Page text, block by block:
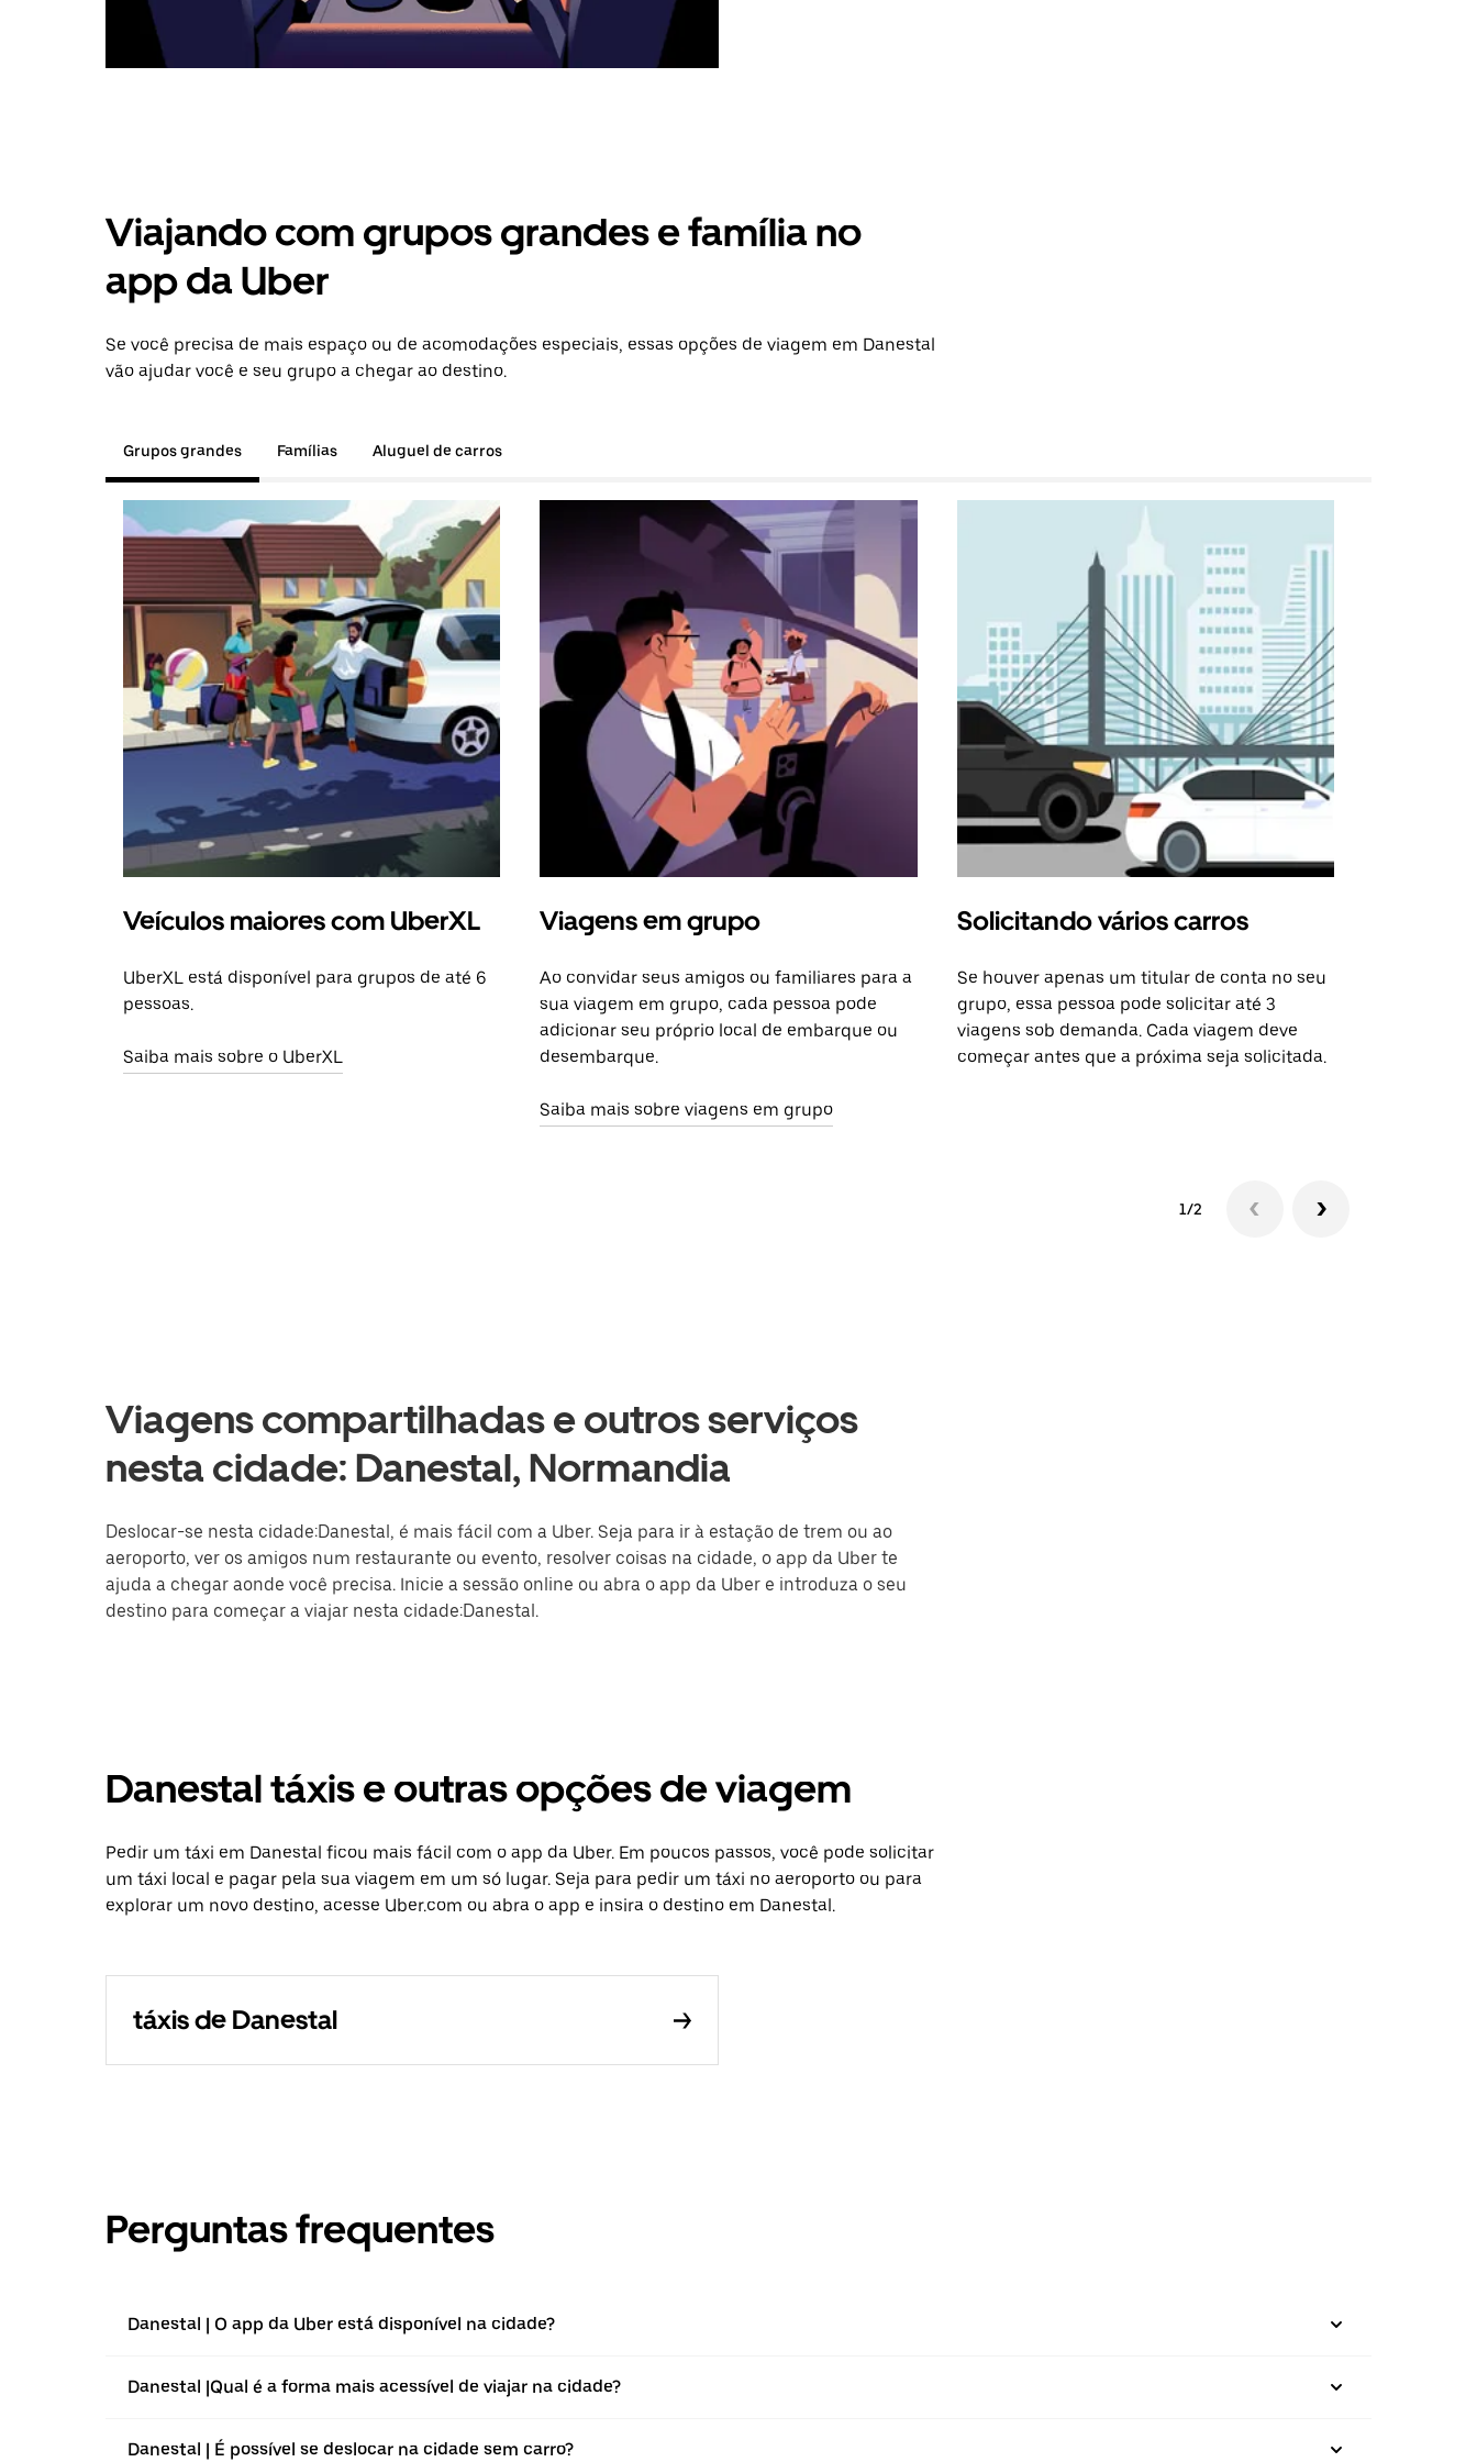
Viajando com grupos grandes e família no
app da Uber
Se você precisa de mais espaço ou de acomodações especiais, essas opções de viagem em Danestal
vão ajudar você e seu grupo a chegar ao destino.
Grupos grandes Famílias Aluguel de carros
Veículos maiores com UberXL
UberXL está disponível para grupos de até 6
pessoas.
Saiba mais sobre o UberXL
Viagens em grupo
Ao convidar seus amigos ou familiares para a
sua viagem em grupo, cada pessoa pode
adicionar seu próprio local de embarque ou
desembarque.
Saiba mais sobre viagens em grupo
Solicitando vários carros
Se houver apenas um titular de conta no seu
grupo, essa pessoa pode solicitar até 3
viagens sob demanda. Cada viagem deve
começar antes que a próxima seja solicitada.
1/2
Viagens compartilhadas e outros serviços
nesta cidade: Danestal, Normandia
Deslocar-se nesta cidade:Danestal, é mais fácil com a Uber. Seja para ir à estação de trem ou ao
aeroporto, ver os amigos num restaurante ou evento, resolver coisas na cidade, o app da Uber te
ajuda a chegar aonde você precisa. Inicie a sessão online ou abra o app da Uber e introduza o seu
destino para começar a viajar nesta cidade:Danestal.
Danestal táxis e outras opções de viagem
Pedir um táxi em Danestal ficou mais fácil com o app da Uber. Em poucos passos, você pode solicitar
um táxi local e pagar pela sua viagem em um só lugar. Seja para pedir um táxi no aeroporto ou para
explorar um novo destino, acesse Uber.com ou abra o app e insira o destino em Danestal.
táxis de Danestal
Perguntas frequentes
Danestal | O app da Uber está disponível na cidade?
Danestal |⁠Qual é a forma mais acessível de viajar na cidade?
Danestal | É possível se deslocar na cidade sem carro?